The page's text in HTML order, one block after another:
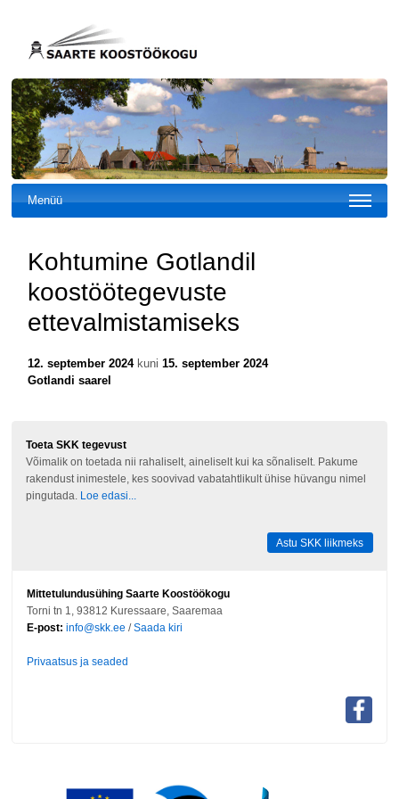
Menüü
Kohtumine Gotlandil
koostöötegevuste
ettevalmistamiseks
12. september 2024kuni 15. september 2024
Gotlandi saarel
Toeta SKK tegevust
Võimalik on toetada nii rahaliselt, aineliselt kui ka sõnaliselt. Pakume
rakendust inimestele, kes soovivad vabatahtlikult ühise hüvangu nimel
pingutada. Loe edasi...
Astu SKK liikmeks
Mittetulundusühing Saarte Koostöökogu
Torni tn 1, 93812 Kuressaare, Saaremaa
E-post: info@skk.ee /Saada kiri
Privaatsus ja seaded